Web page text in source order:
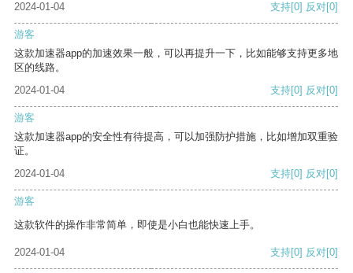
2024-01-04
支持[0] 反对[0]
游客
这款加速器app的加速效果一般，可以再提升一下，比如能够支持更多地
区的线路。
2024-01-04
支持[0] 反对[0]
游客
这款加速器app的安全性有待提高，可以加强防护措施，比如增加双重验
证。
2024-01-04
支持[0] 反对[0]
游客
这款软件的操作非常简单，即使是小白也能快速上手。
2024-01-04 支持[0] 反对[0]